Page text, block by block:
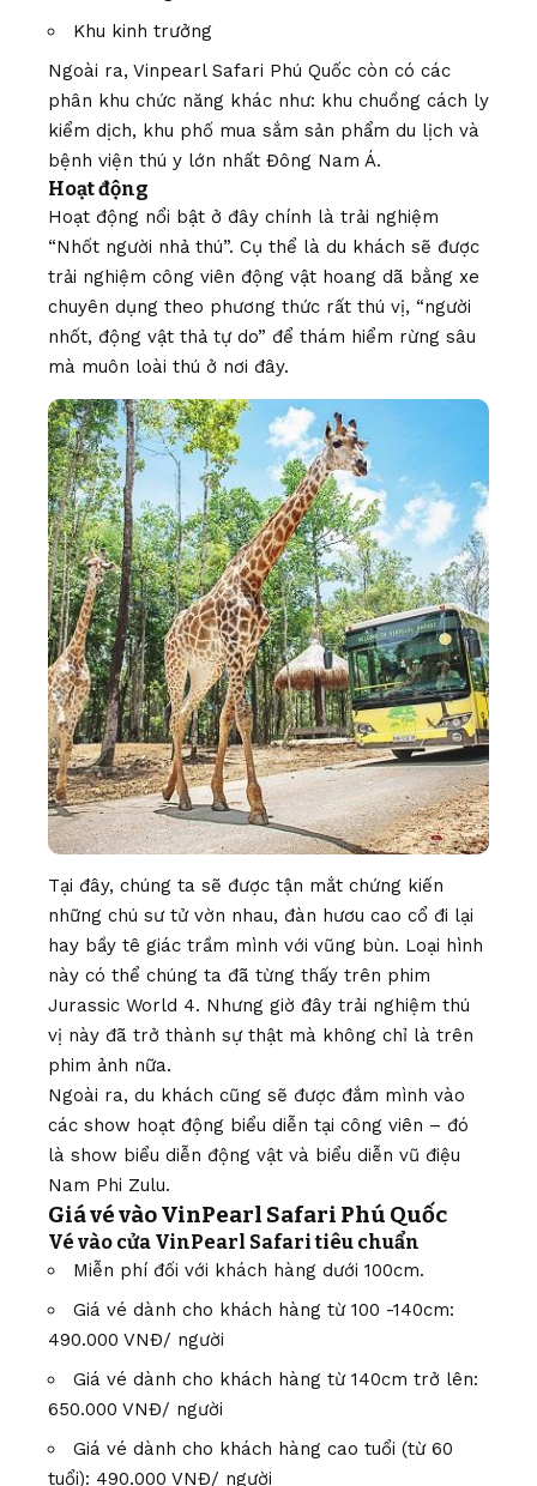
Khu kinh trưởng
Ngoài ra, Vinpearl Safari Phú Quốc còn có các
phân khu chức năng khác như: khu chuồng cách ly
kiểm dịch, khu phố mua sắm sản phẩm du lịch và
bệnh viện thú y lớn nhất Đông Nam Á.
Hoạt động
Hoạt động nổi bật ở đây chính là trải nghiệm
“Nhốt người nhả thú”. Cụ thể là du khách sẽ được
trải nghiệm công viên động vật hoang dã bằng xe
chuyên dụng theo phương thức rất thú vị, “người
nhốt, động vật thả tự do” để thám hiểm rừng sâu
mà muôn loài thú ở nơi đây.
Tại đây, chúng ta sẽ được tận mắt chứng kiến
những chú sư tử vờn nhau, đàn hươu cao cổ đi lại
hay bầy tê giác trầm mình với vũng bùn. Loại hình
này có thể chúng ta đã từng thấy trên phim
Jurassic World 4. Nhưng giờ đây trải nghiệm thú
vị này đã trở thành sự thật mà không chỉ là trên
phim ảnh nữa.
Ngoài ra, du khách cũng sẽ được đắm mình vào
các show hoạt động biểu diễn tại công viên – đó
là show biểu diễn động vật và biểu diễn vũ điệu
Nam Phi Zulu.
Giá vé vào VinPearl Safari Phú Quốc
Vé vào cửa VinPearl Safari tiêu chuẩn
Miễn phí đối với khách hàng dưới 100cm.
Giá vé dành cho khách hàng từ 100 -140cm:
490.000 VNĐ/ người
Giá vé dành cho khách hàng từ 140cm trở lên:
650.000 VNĐ/ người
Giá vé dành cho khách hàng cao tuổi (từ 60
tuổi): 490.000 VNĐ/ người